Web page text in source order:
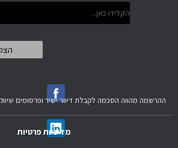
מדיניות פרטיות
ההרשמה מהווה הסכמה לקבלת דיוור ישיר ופרסומים